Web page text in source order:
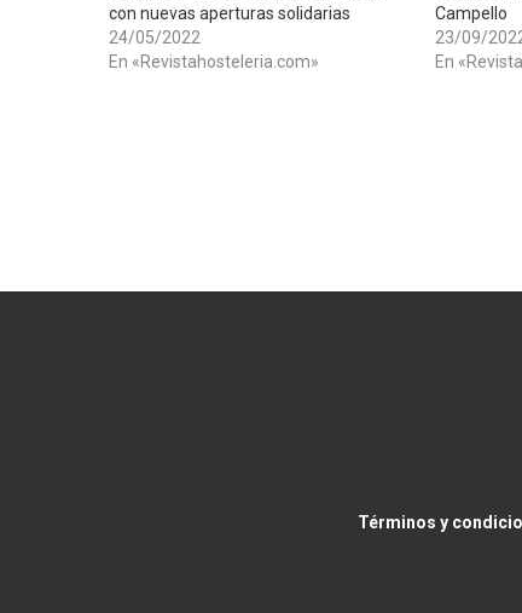
con nuevas aperturas solidarias
24/05/2022
En «Revistahosteleria.com»
Campello
23/09/
En
Términos y